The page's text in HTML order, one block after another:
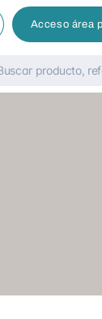
Acceso área